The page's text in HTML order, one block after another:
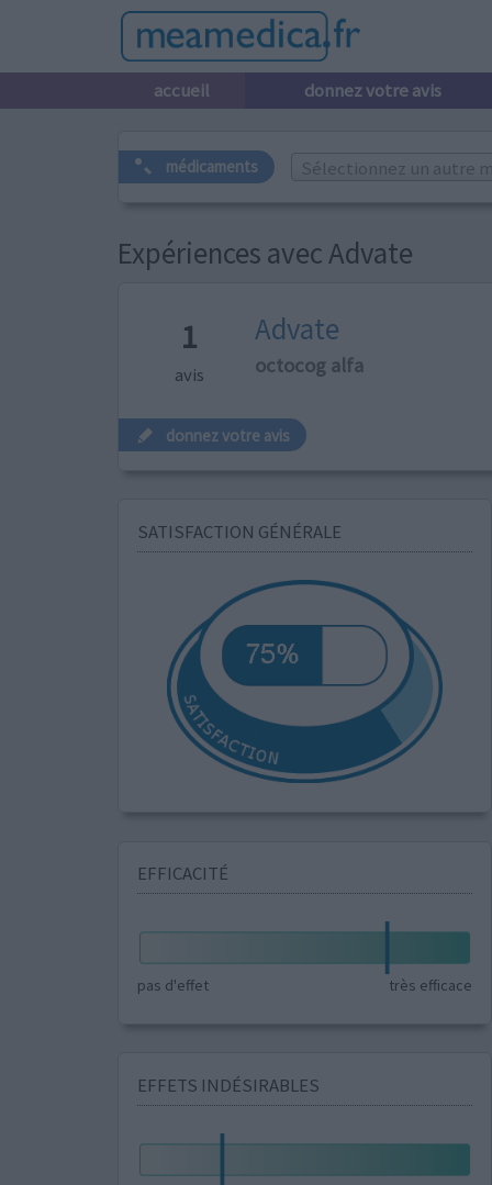
accueil donnez votre avis
médicaments Sélectionnez un autre
Expériences avec Advate
1
avis
Advate
octocog alfa
donnez votre avis
SATISFACTION GÉNÉRALE
EFFICACITÉ
pas d'effet très efficace
EFFETS INDÉSIRABLES